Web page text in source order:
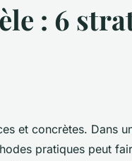
: 6
et concrètes. Dans
pratiques peut